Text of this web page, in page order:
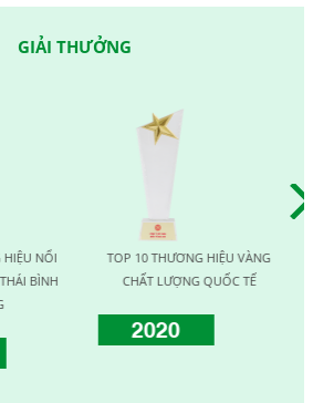
GIẢI THƯỞNG
NỔI
BÌNH
TOP 10 THƯƠNG HIỆU VÀNG
CHẤT LƯỢNG QUỐC TẾ
2020